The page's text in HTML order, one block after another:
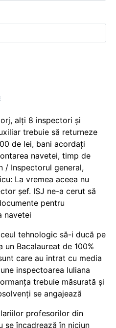
alți 8 inspectori și
trebuie să returneze
de lei, bani acordați
navetei, timp de
/ Inspectorul general,
La vremea aceea nu
șef. ISJ ne-a cerut să
pentru
navetei
tehnologic să-i ducă pe
un Bacalaureat de 100%
care au intrat cu media
inspectoarea Iuliana
trebuie măsurată și
se angajează
profesorilor din
se încadrează în niciun